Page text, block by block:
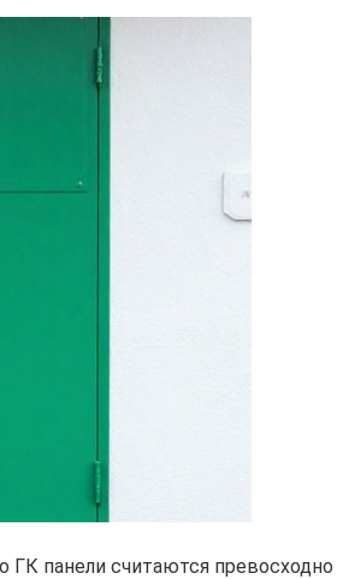
ГК панели считаются превосходно